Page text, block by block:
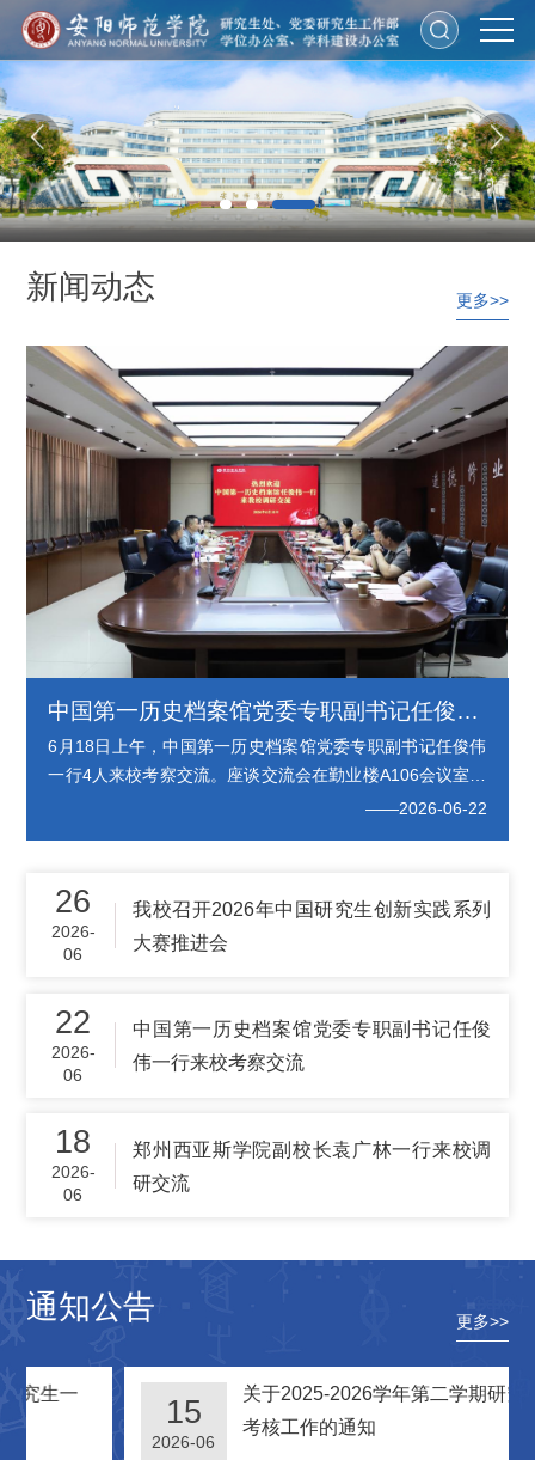
新闻动态 更多>>
中国第一历史档案馆党委专职副书记任俊伟一行来校考察交流
6月18日上午，中国第一历史档案馆党委专职副书记任俊伟
一行4人来校考察交流。座谈交流会在勤业楼A106会议室举
行。副校长柏䶮，社会科学处、研究生处、甲骨文信息处理
示热烈欢迎，并简要介绍了学校发展历程、办学特色及近年
来取得的标志性成果，希望双方以此次交流为契机，全面加
强合作，强化优势互补，共同推动事业...
——2026-06-22
26
2026-
06
我校召开2026年中国研究生创新实践系列
大赛推进会
22
2026-
06
中国第一历史档案馆党委专职副书记任俊
伟一行来校考察交流
18
2026-
06
郑州西亚斯学院副校长袁广林一行来校调
研交流
通知公告 更多>>
关于2025-2026学年第二学期研究生期末
考核工作的通知